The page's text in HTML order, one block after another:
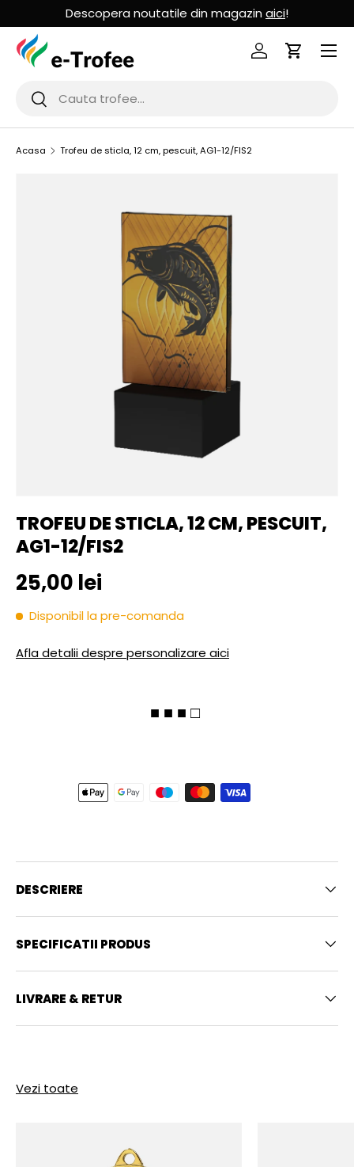
MERGI LA CONTINUT
Descopera noutatile din magazin aici!
Cauta
Cauta
Logheaza-te
Cos de
Acasa Trofeu de sticla, 12 cm, pescuit, AG1-12/FIS2
TROFEU DE STICLA, 12 CM, PESCUIT,
AG1-12/FIS2
Pret initial
25,00 lei
Disponibil la pre-comanda
Afla detalii despre personalizare aici
■ ■ ■ □
DESCRIERE
SPECIFICATII PRODUS
LIVRARE & RETUR
Vezi toate